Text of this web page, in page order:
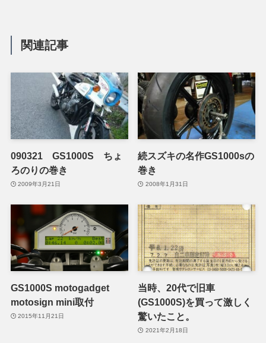
関連記事
090321 GS1000S ちょ
ろのりの巻き
2009年3月21日
続スズキの名作GS1000sの
巻き
2008年1月31日
GS1000S motogadget
motosign mini取付
2015年11月21日
当時、20代で旧車
(GS1000S)を買って激しく
驚いたこと。
2021年2月18日